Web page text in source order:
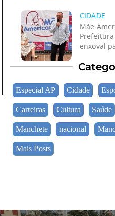
CIDADE
Mãe
enxoval
Especial AP Cidade
Carreiras Cultura Saúde
Manchete nacional
Mais Posts